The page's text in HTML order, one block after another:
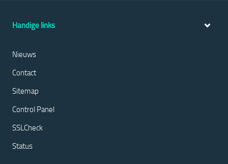
Handige links
Nieuws
Contact
Sitemap
Control Panel
SSLCheck
Status